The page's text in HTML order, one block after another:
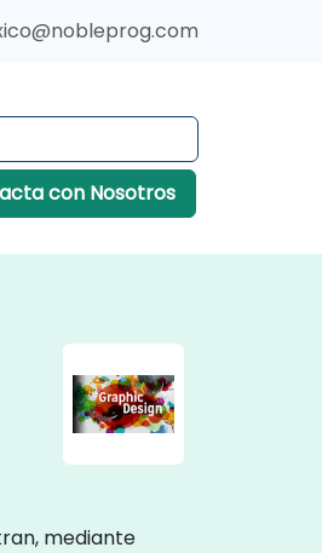
con Nosotros
mediante